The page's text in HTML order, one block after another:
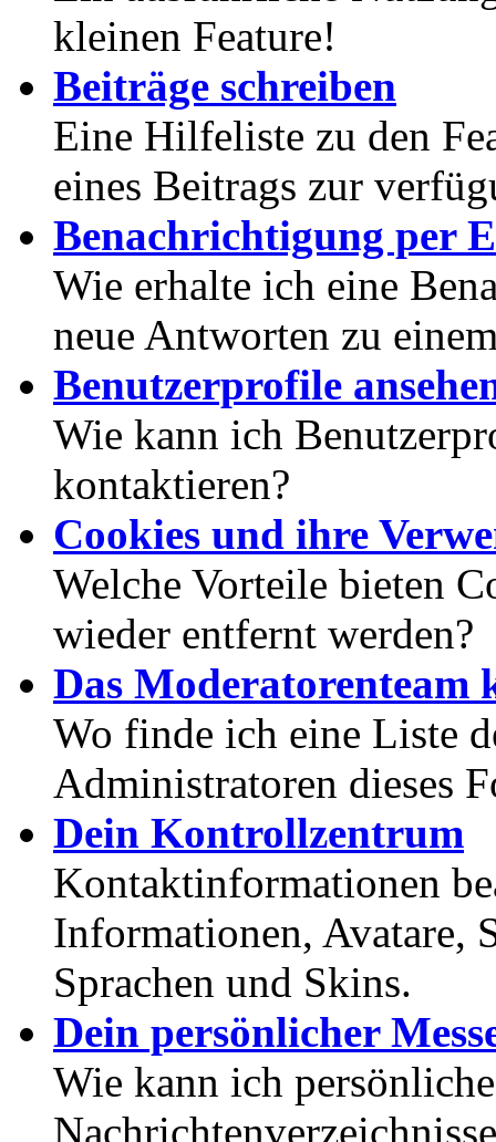
kleinen Feature!
Beiträge schreiben
Eine Hilfeliste zu den
eines Beitrags zur
Benachrichtigung per
Wie erhalte ich eine
neue Antworten zu
Benutzerprofile
Wie kann ich
kontaktieren?
Cookies und ihre
Welche Vorteile bieten
wieder entfernt werden?
Das Moderatorenteam
Wo finde ich eine Liste
Administratoren dieses
Dein Kontrollzentrum
Kontaktinformationen
Informationen, Avatare,
Sprachen und Skins.
Dein persönlicher
Wie kann ich